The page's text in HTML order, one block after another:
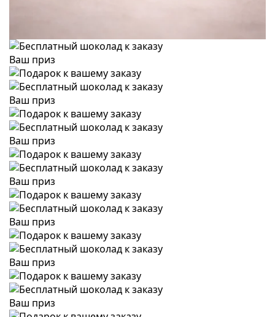
Ваш приз
Ваш приз
Ваш приз
Ваш приз
Ваш приз
Ваш приз
Ваш приз